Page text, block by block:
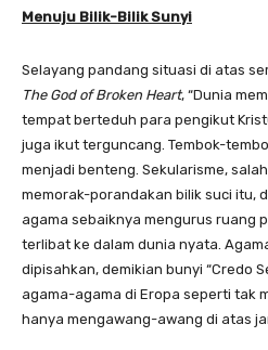
Menuju Bilik-Bilik Sunyi
Selayang pandang situasi di atas
The God of Broken Heart, “Dunia
tempat berteduh para pengikut
juga ikut terguncang. Tembok-
menjadi benteng. Sekularisme,
memorak-porandakan bilik suci itu,
agama sebaiknya mengurus ruang
terlibat ke dalam dunia nyata.
dipisahkan, demikian bunyi “Credo
agama-agama di Eropa seperti tak
hanya mengawang-awang di atas